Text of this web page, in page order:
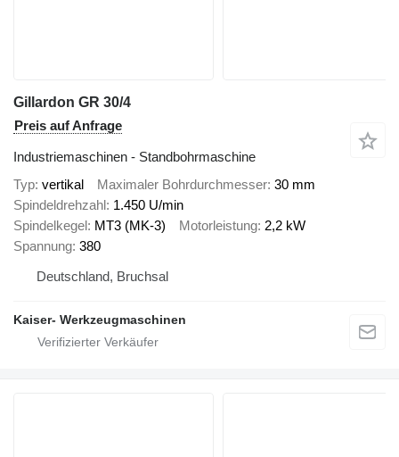
Gillardon GR 30/4
Preis auf Anfrage
Industriemaschinen - Standbohrmaschine
Typ vertikal Maximaler Bohrdurchmesser 30 mm
Spindeldrehzahl 1.450 U/min
Spindelkegel MT3 (MK-3) Motorleistung 2,2 kW
Spannung 380
Deutschland, Bruchsal
Kaiser- Werkzeugmaschinen